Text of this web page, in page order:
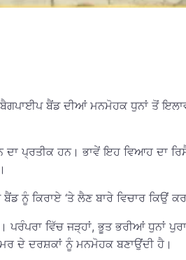
ਬੈਗਪਾਈਪ ਬੈਂਡ ਦੀਆਂ ਮਨਮੋਹਕ ਧੁਨਾਂ ਤੋਂ
ਪ੍ਰਤੀਕ ਹਨ। ਭਾਵੇਂ ਇਹ ਵਿਆਹ ਦਾ
ਕਿਰਾਏ ‘ਤੇ ਲੈਣ ਬਾਰੇ ਵਿਚਾਰ ਕਿਉਂ
ਵਿੱਚ ਜੜ੍ਹਾਂ, ਭੂਤ ਭਰੀਆਂ ਧੁਨਾਂ
ਦੇ ਦਰਸ਼ਕਾਂ ਨੂੰ ਮਨਮੋਹਕ ਬਣਾਉਂਦੀ ਹੈ।